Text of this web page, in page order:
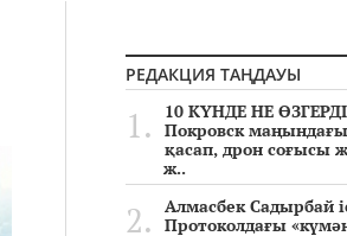
РЕДАКЦИЯ ТАҢДАУЫ
10 КҮНДЕ НЕ
Покровск маңындағы
қасап, дрон соғысы
ж..
Алмасбек Садырбай
Протоколдағы